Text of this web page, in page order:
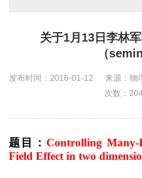
关于1月13日李林
（
发布时间：2016-01-12 来源：物
次数：
题目： Controlling Many-
Field Effect in two